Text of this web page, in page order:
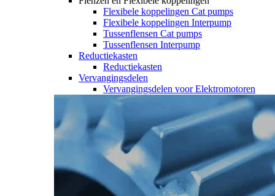
Flexibele koppelingen Cat pumps
Flexibele koppelingen Interpump
Tussenflensen Cat pumps
Tussenflensen Interpump
Reductiekasten
Reductiekasten
Vervangingsdelen
Vervangingsdelen voor Elektromotoren